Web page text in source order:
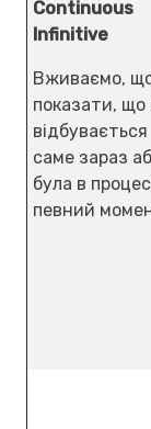
Continuous
Infinitive
Вживаємо,
показати, що
відбувається
саме зараз
була в
певний